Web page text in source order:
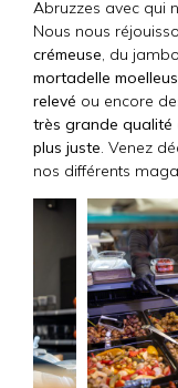
Abruzzes avec qui
Nous nous
crémeuse, du
mortadelle
relevé ou encore
très grande qualité
plus juste. Venez
nos différents